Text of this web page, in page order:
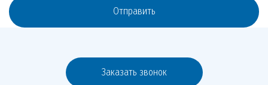
Отправить
Заказать звонок